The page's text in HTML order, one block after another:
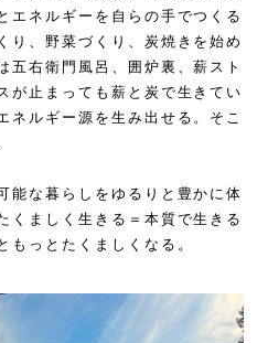
エネルギーを自らの手でつくる
り、野菜づくり、炭焼きを始め
五右衛門風呂、囲炉裏、薪スト
が止まっても薪と炭で生きてい
ネルギー源を生み出せる。そこ
能な暮らしをゆるりと豊かに体
くましく生きる＝本質で生きる
もっとたくましくなる。